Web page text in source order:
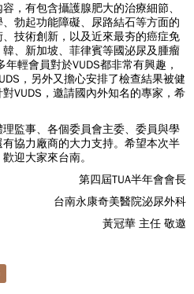
，有包含攝護腺肥大的治療細節、
勃起功能障礙、尿路結石等方面的
技術創新，以及近來最夯的癌症免
、新加坡、菲律賓等國泌尿及腫瘤
輕會員對於VUDS都非常有興趣，
，另外又擔心安排了檢查結果被健
VUDS，邀請國內外知名的專家，希
監事、各個委員會主委、委員與學
協力廠商的大力支持。希望本次半
迎大家來台南。
第四屆TUA半年會會長
台南永康奇美醫院泌尿外科
黃冠華 主任 敬邀